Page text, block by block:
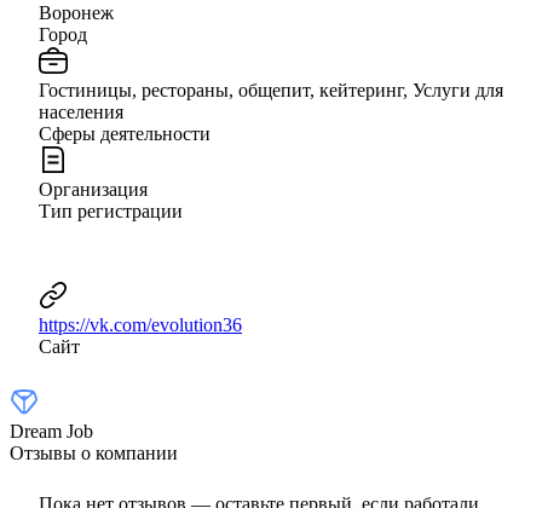
Воронеж
Город
Гостиницы, рестораны, общепит, кейтеринг, Услуги для
населения
Сферы деятельности
Организация
Тип регистрации
https://vk.com/evolution36
Сайт
Dream Job
Отзывы о компании
Пока нет отзывов — оставьте первый, если работали